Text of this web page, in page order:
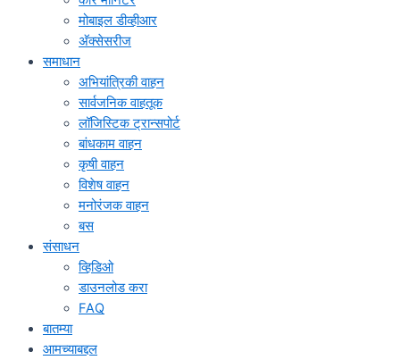
मोबाइल डीव्हीआर
अ‍ॅक्सेसरीज
समाधान
अभियांत्रिकी वाहन
सार्वजनिक वाहतूक
लॉजिस्टिक ट्रान्सपोर्ट
बांधकाम वाहन
कृषी वाहन
विशेष वाहन
मनोरंजक वाहन
बस
संसाधन
व्हिडिओ
डाउनलोड करा
FAQ
बातम्या
आमच्याबद्दल